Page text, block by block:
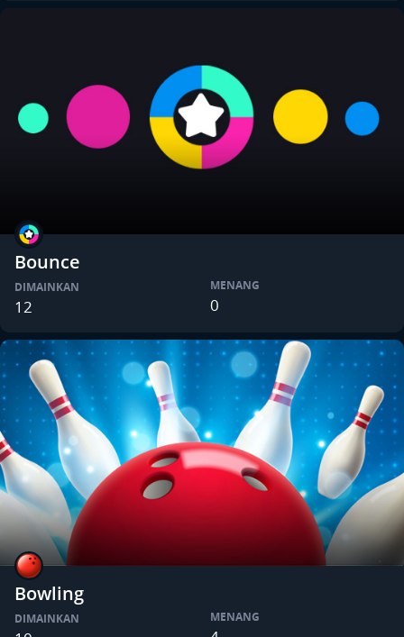
Bounce
DIMAINKAN
12
MENANG
0
Bowling
DIMAINKAN MENANG